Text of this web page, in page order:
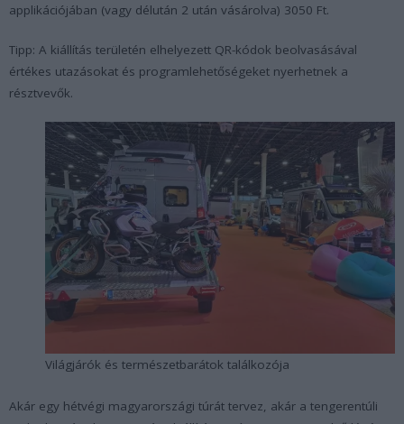
applikációjában (vagy délután 2 után vásárolva) 3050 Ft.
Tipp: A kiállítás területén elhelyezett QR-kódok beolvasásával
értékes utazásokat és programlehetőségeket nyerhetnek a
résztvevők.
Világjárók és természetbarátok találkozója
Akár egy hétvégi magyarországi túrát tervez, akár a tengerentúli